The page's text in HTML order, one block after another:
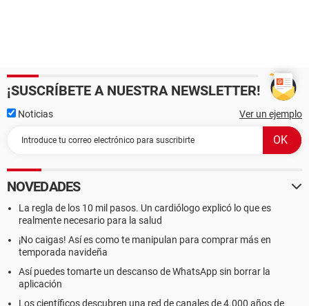
¡SUSCRÍBETE A NUESTRA NEWSLETTER!
Noticias Ver un ejemplo
NOVEDADES
La regla de los 10 mil pasos. Un cardiólogo explicó lo que es
realmente necesario para la salud
¡No caigas! Así es como te manipulan para comprar más en
temporada navideña
Así puedes tomarte un descanso de WhatsApp sin borrar la
aplicación
Los científicos descubren una red de canales de 4.000 años de